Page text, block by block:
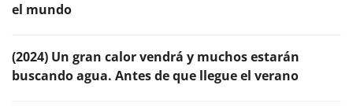
el mundo
(2024) Un gran calor vendrá y muchos estarán
buscando agua. Antes de que llegue el verano